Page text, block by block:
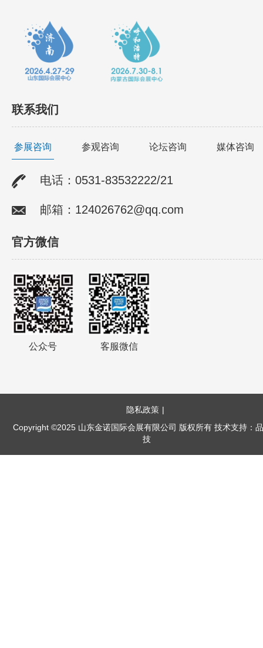
联系我们
参展咨询 参观咨询 论坛咨询 媒体咨询
电话：0531-83532222/21
邮箱：124026762@qq.com
官方微信
公众号 客服微信
隐私政策 |
Copyright ©2025 山东金诺国际会展有限公司 版权所有 技术支持：
技